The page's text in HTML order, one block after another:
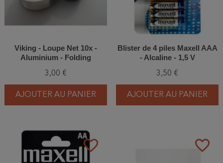
Viking - Loupe Net 10x -
Aluminium - Folding
3,00 €
AJOUTER AU PANIER
Blister de 4 piles Maxell AAA
- Alcaline - 1,5 V
3,50 €
AJOUTER AU PANIER
favorite_border favorite_border